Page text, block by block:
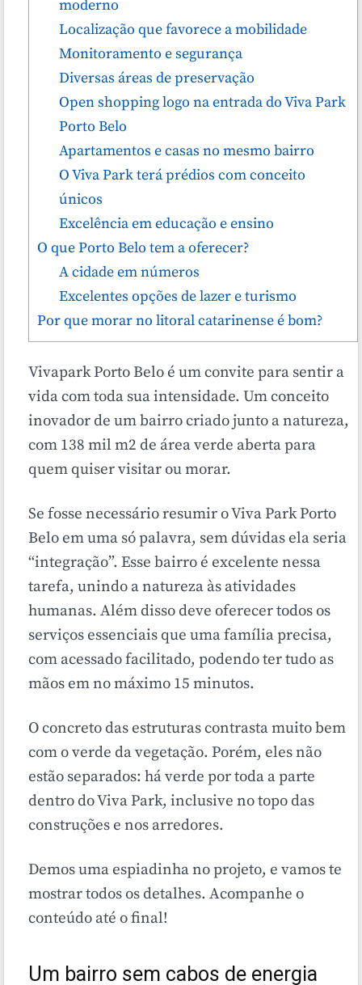
moderno
Localização que favorece a mobilidade
Monitoramento e segurança
Diversas áreas de preservação
Open shopping logo na entrada do Viva Park
Porto Belo
Apartamentos e casas no mesmo bairro
O Viva Park terá prédios com conceito
únicos
Excelência em educação e ensino
O que Porto Belo tem a oferecer?
A cidade em números
Excelentes opções de lazer e turismo
Por que morar no litoral catarinense é bom?
Vivapark Porto Belo é um convite para sentir a
vida com toda sua intensidade. Um conceito
inovador de um bairro criado junto a natureza,
com 138 mil m2 de área verde aberta para
quem quiser visitar ou morar.
Se fosse necessário resumir o Viva Park Porto
Belo em uma só palavra, sem dúvidas ela seria
“integração”. Esse bairro é excelente nessa
tarefa, unindo a natureza às atividades
humanas. Além disso deve oferecer todos os
serviços essenciais que uma família precisa,
com acessado facilitado, podendo ter tudo as
mãos em no máximo 15 minutos.
O concreto das estruturas contrasta muito bem
com o verde da vegetação. Porém, eles não
estão separados: há verde por toda a parte
dentro do Viva Park, inclusive no topo das
construções e nos arredores.
Demos uma espiadinha no projeto, e vamos te
mostrar todos os detalhes. Acompanhe o
conteúdo até o final!
Um bairro sem cabos de energia